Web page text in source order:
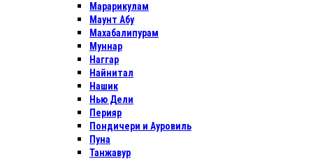
Марарикулам
Маунт Абу
Махабалипурам
Муннар
Наггар
Найнитал
Нашик
Нью Дели
Перияр
Пондичери и Ауровиль
Пуна
Танжавур